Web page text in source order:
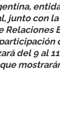
junto con
Relaciones
del 9 al